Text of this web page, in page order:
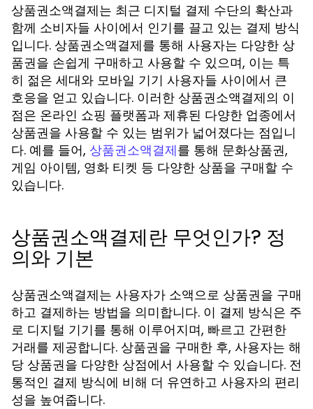
상품권소액결제는 최근 디지털 결제 수단의 확산과
함께 소비자들 사이에서 인기를 끌고 있는 결제 방식
입니다. 상품권소액결제를 통해 사용자는 다양한 상
품권을 손쉽게 구매하고 사용할 수 있으며, 이는 특
히 젊은 세대와 모바일 기기 사용자들 사이에서 큰
호응을 얻고 있습니다. 이러한 상품권소액결제의 이
점은 온라인 쇼핑 플랫폼과 제휴된 다양한 업종에서
상품권을 사용할 수 있는 범위가 넓어졌다는 점입니
다. 예를 들어, 상품권소액결제를 통해 문화상품권,
게임 아이템, 영화 티켓 등 다양한 상품을 구매할 수
있습니다.
상품권소액결제란 무엇인가? 정
의와 기본
상품권소액결제는 사용자가 소액으로 상품권을 구매
하고 결제하는 방법을 의미합니다. 이 결제 방식은 주
로 디지털 기기를 통해 이루어지며, 빠르고 간편한
거래를 제공합니다. 상품권을 구매한 후, 사용자는 해
당 상품권을 다양한 상점에서 사용할 수 있습니다. 전
통적인 결제 방식에 비해 더 유연하고 사용자의 편리
성을 높여줍니다.